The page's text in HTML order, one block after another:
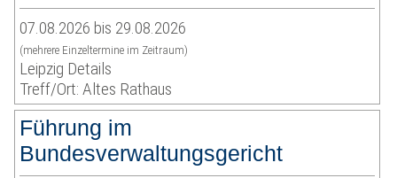
07.08.2026 bis 29.08.2026
(mehrere Einzeltermine im Zeitraum)
Leipzig Details
Treff/Ort: Altes Rathaus
Führung im
Bundesverwaltungsgericht